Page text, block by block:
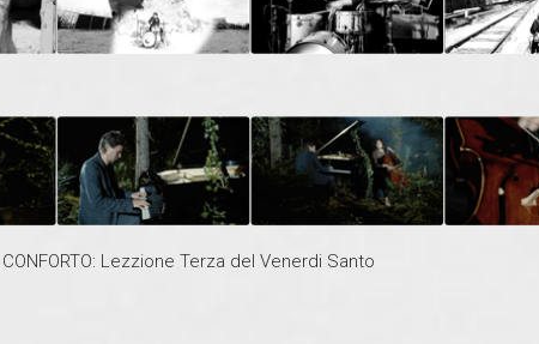
Lezzione Terza del Venerdi Santo